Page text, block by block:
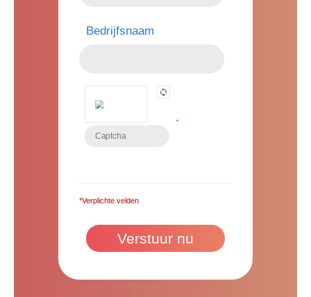
Bedrijfsnaam
*
*Verplichte velden